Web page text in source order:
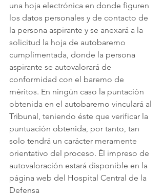
una hoja electrónica en donde figuren
los datos personales y de contacto de
la persona aspirante y se anexará a la
solicitud la hoja de autobaremo
cumplimentada, donde la persona
aspirante se autovalorará de
conformidad con el baremo de
méritos. En ningún caso la puntación
obtenida en el autobaremo vinculará al
Tribunal, teniendo éste que verificar la
puntuación obtenida, por tanto, tan
solo tendrá un carácter meramente
orientativo del proceso. Él impreso de
autovaloración estará disponible en la
página web del Hospital Central de la
Defensa